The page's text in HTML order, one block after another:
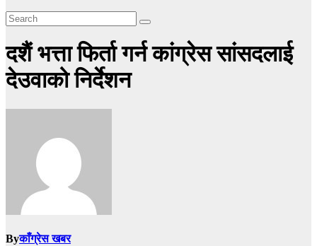
दशैं भत्ता फिर्ता गर्न कांग्रेस सांसदलाई
देउवाको निर्देशन
Byकाँग्रेस खबर